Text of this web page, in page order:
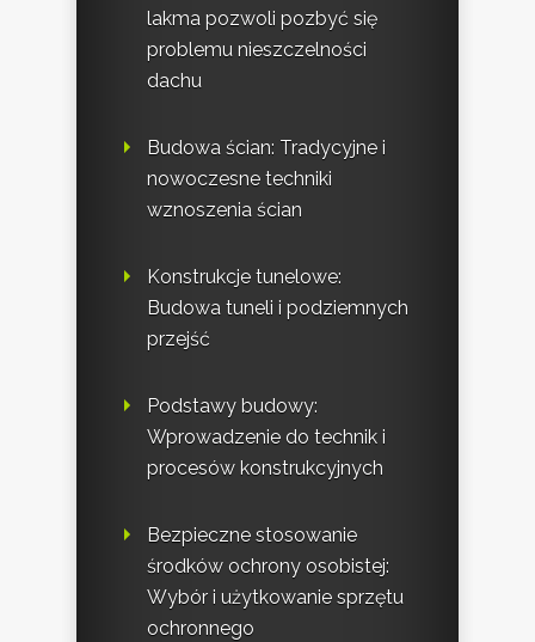
lakma pozwoli pozbyć się
problemu nieszczelności
dachu
Budowa ścian: Tradycyjne i
nowoczesne techniki
wznoszenia ścian
Konstrukcje tunelowe:
Budowa tuneli i podziemnych
przejść
Podstawy budowy:
Wprowadzenie do technik i
procesów konstrukcyjnych
Bezpieczne stosowanie
środków ochrony osobistej:
Wybór i użytkowanie sprzętu
ochronnego